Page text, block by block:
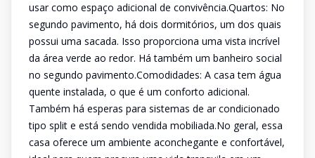
usar como espaço adicional de convivência.Quartos: No
segundo pavimento, há dois dormitórios, um dos quais
possui uma sacada. Isso proporciona uma vista incrível
da área verde ao redor. Há também um banheiro social
no segundo pavimento.Comodidades: A casa tem água
quente instalada, o que é um conforto adicional.
Também há esperas para sistemas de ar condicionado
tipo split e está sendo vendida mobiliada.No geral, essa
casa oferece um ambiente aconchegante e confortável,